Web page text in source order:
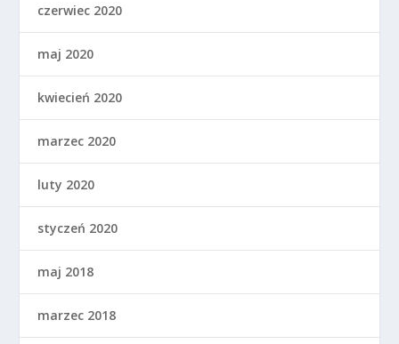
czerwiec 2020
maj 2020
kwiecień 2020
marzec 2020
luty 2020
styczeń 2020
maj 2018
marzec 2018